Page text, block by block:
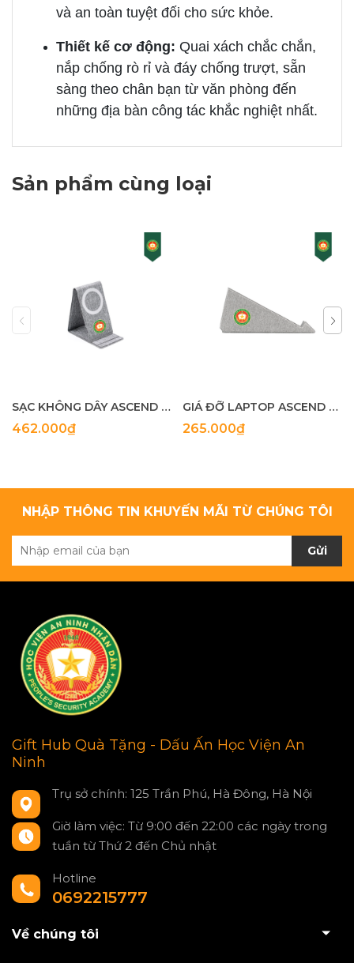
và an toàn tuyệt đối cho sức khỏe.
Thiết kế cơ động: Quai xách chắc chắn,
nắp chống rò rỉ và đáy chống trượt, sẵn
sàng theo chân bạn từ văn phòng đến
những địa bàn công tác khắc nghiệt nhất.
Sản phẩm cùng loại
SẠC KHÔNG DÂY ASCEND CHARGE ECO
462.000₫
GIÁ ĐỠ LAPTOP ASCEND ECO
265.000₫
NHẬP THÔNG TIN KHUYẾN MÃI TỪ CHÚNG TÔI
Gửi
Gift Hub Quà Tặng - Dấu Ấn Học Viện An
Ninh
Trụ sở chính: 125 Trần Phú, Hà Đông, Hà Nội
Giờ làm việc: Từ 9:00 đến 22:00 các ngày trong
tuần từ Thứ 2 đến Chủ nhật
Hotline
0692215777
Về chúng tôi